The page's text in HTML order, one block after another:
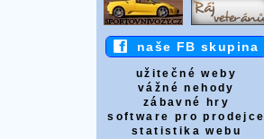
naše FB skupina
užitečné weby
vážné nehody
zábavné hry
software pro prodejce
statistika webu